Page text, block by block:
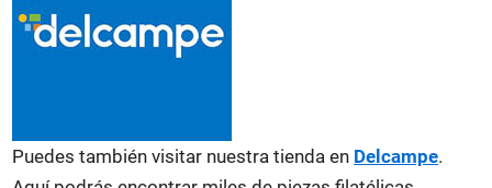
Puedes también visitar nuestra tienda en Delcampe.